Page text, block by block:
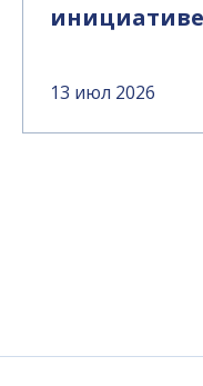
инициативе
13 июл 2026